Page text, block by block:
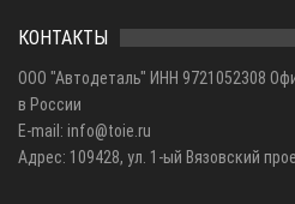
КОНТАКТЫ
ООО "Автодеталь" ИНН 9721052308
в России
E-mail: info@toie.ru
Адрес: 109428, ул. 1-ый Вязовский